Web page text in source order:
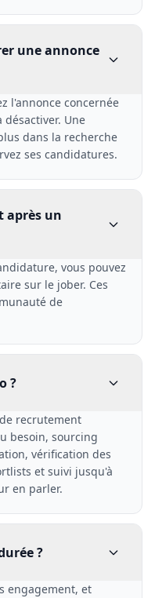
une annonce
l'annonce concernée
Une
dans la recherche
ses candidatures.
après un
vous pouvez
sur le jober. Ces
de
?
recrutement
besoin, sourcing
vérification des
et suivi jusqu'à
en parler.
?
engagement, et